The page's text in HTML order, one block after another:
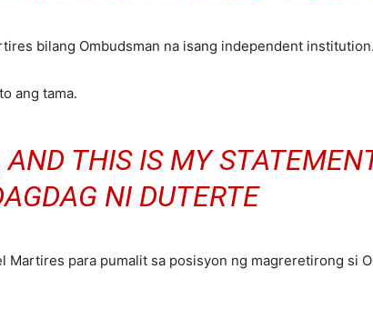
bilang Ombudsman na isang independent institution.
ang tama.
THIS IS MY
NI DUTERTE
para pumalit sa posisyon ng magreretirong si